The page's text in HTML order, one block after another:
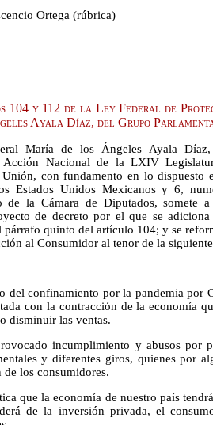
Ortega (rúbrica)
104 y 112 de la Ley Federal de
Ayala Díaz, del Grupo
María de los Ángeles Ayala
Acción Nacional de la LXIV
con fundamento en lo
Estados Unidos Mexicanos y 6,
de la Cámara de Diputados, somete
de decreto por el que se
párrafo quinto del artículo 104; y se
al Consumidor al tenor de la
del confinamiento por la pandemia por
con la contracción de la economía
disminuir las ventas.
incumplimiento y abusos por
y diferentes giros, quienes por
los consumidores.
que la economía de nuestro país
de la inversión privada, el